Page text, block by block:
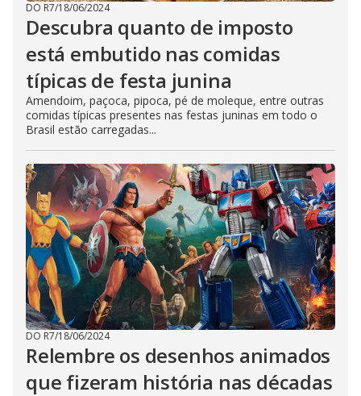
DO R7/18/06/2024
Descubra quanto de imposto
está embutido nas comidas
típicas de festa junina
Amendoim, paçoca, pipoca, pé de moleque, entre outras
comidas típicas presentes nas festas juninas em todo o
Brasil estão carregadas...
DO R7/18/06/2024
Relembre os desenhos animados
que fizeram história nas décadas